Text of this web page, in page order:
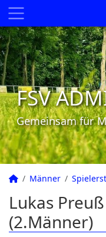
FSV
Gemeinsam für
Männer
Lukas
(2.Männer)